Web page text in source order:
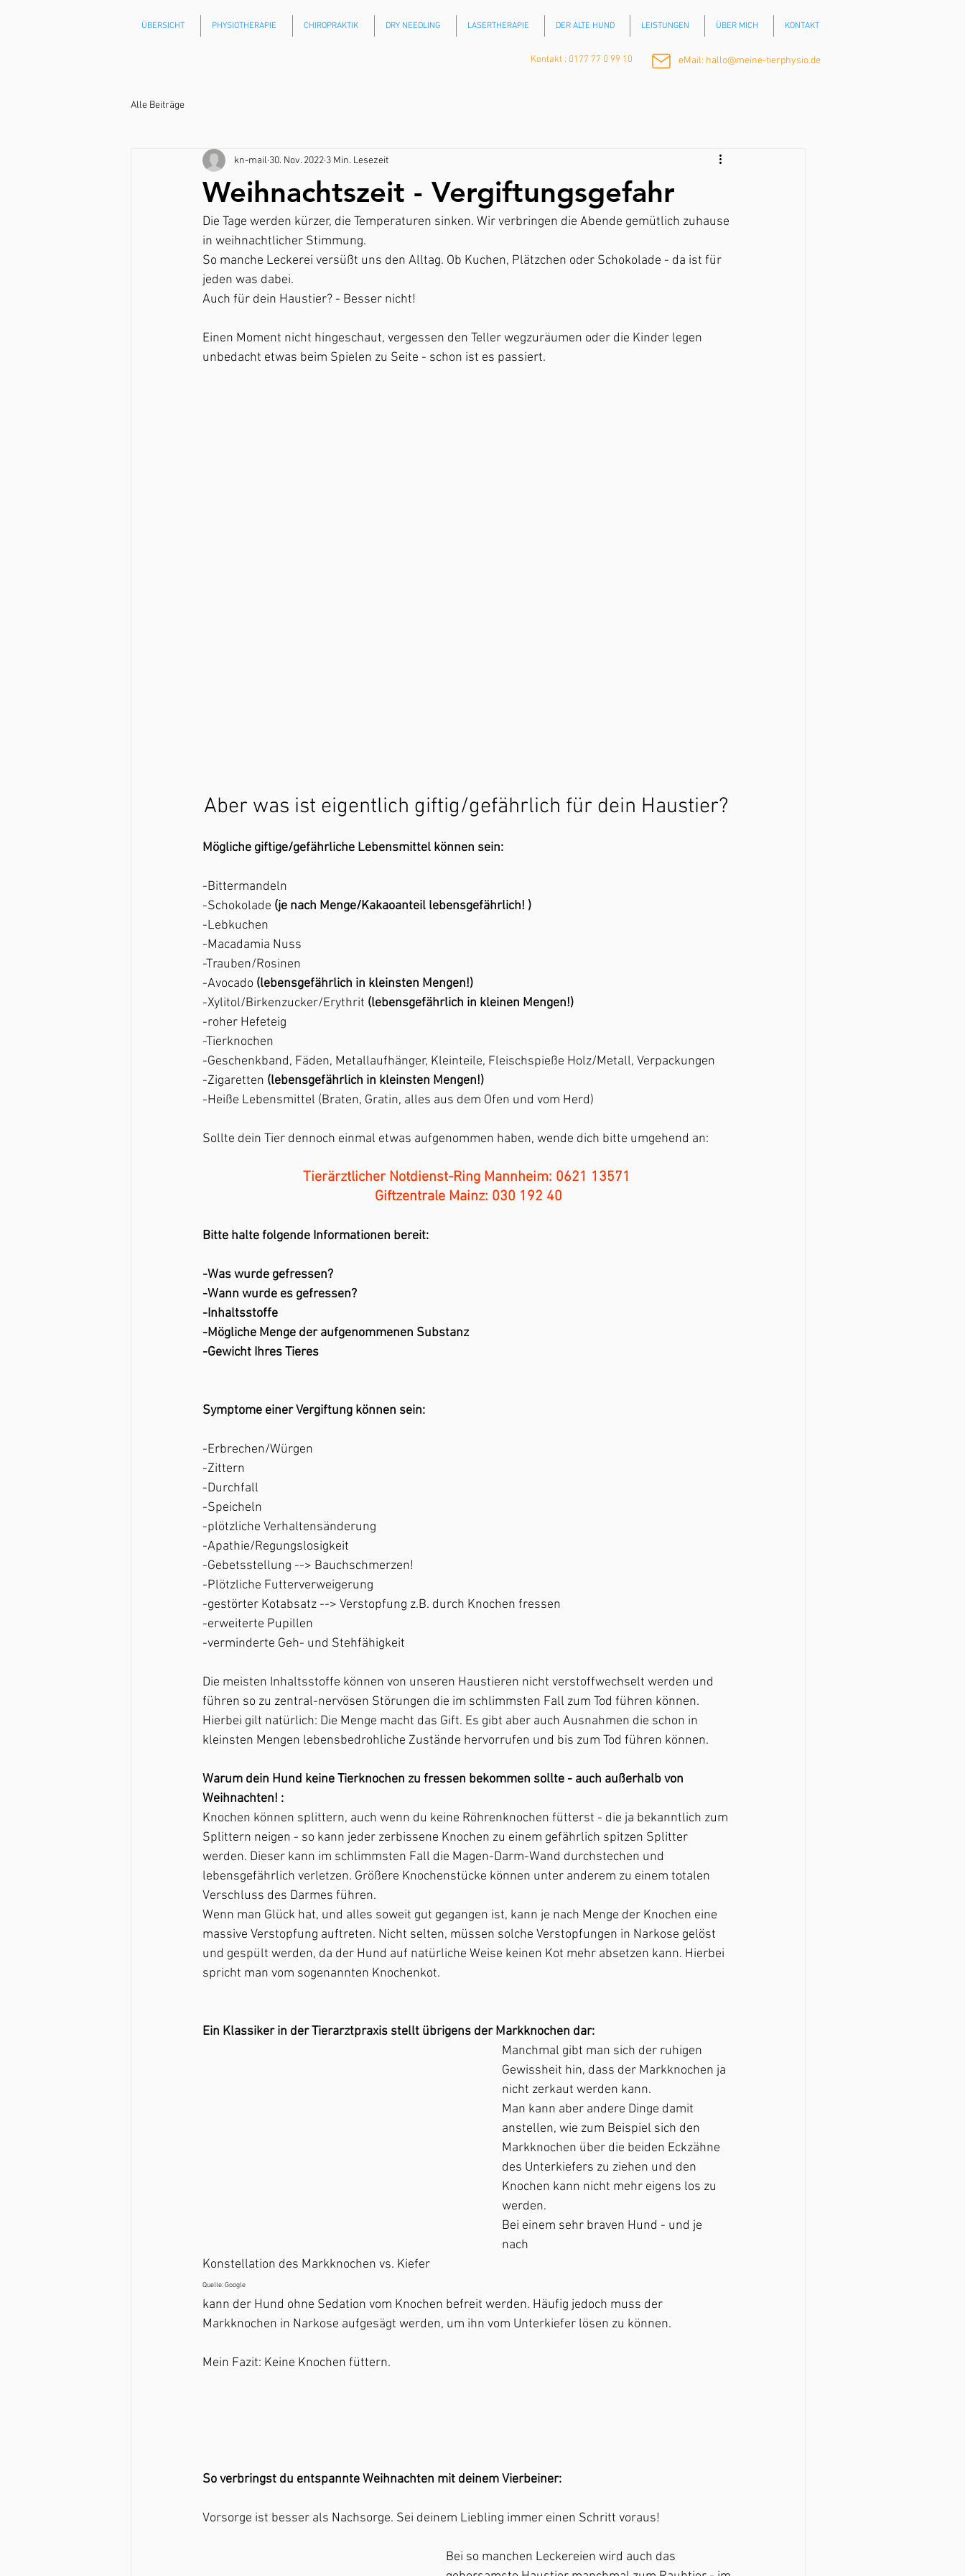
ÜBERSICHT PHYSIOTHERAPIE CHIROPRAKTIK DRY NEEDLING LASERTHERAPIE DER ALTE HUND LEISTUNGEN ÜBER MICH KONTAKT
Kontakt : 0177 77 0 99 10 eMail: hallo@meine-tierphysio.de
Alle Beiträge
Weihnachtszeit - Vergiftungsgefahr
kn-mail 30. Nov. 2022 3 Min. Lesezeit
Die Tage werden kürzer, die Temperaturen sinken. Wir verbringen die Abende gemütlich zuhause
in weihnachtlicher Stimmung.
So manche Leckerei versüßt uns den Alltag. Ob Kuchen, Plätzchen oder Schokolade - da ist für
jeden was dabei.
Auch für dein Haustier? - Besser nicht!
Einen Moment nicht hingeschaut, vergessen den Teller wegzuräumen oder die Kinder legen
unbedacht etwas beim Spielen zu Seite - schon ist es passiert.
Aber was ist eigentlich giftig/gefährlich für dein Haustier?
Mögliche giftige/gefährliche Lebensmittel können sein:
-Bittermandeln
-Schokolade (je nach Menge/Kakaoanteil lebensgefährlich! )
-Lebkuchen
-Macadamia Nuss
-Trauben/Rosinen
-Avocado (lebensgefährlich in kleinsten Mengen!)
-Xylitol/Birkenzucker/Erythrit (lebensgefährlich in kleinen Mengen!)
-roher Hefeteig
-Tierknochen
-Geschenkband, Fäden, Metallaufhänger, Kleinteile, Fleischspieße Holz/Metall, Verpackungen
-Zigaretten (lebensgefährlich in kleinsten Mengen!)
-Heiße Lebensmittel (Braten, Gratin, alles aus dem Ofen und vom Herd)
Sollte dein Tier dennoch einmal etwas aufgenommen haben, wende dich bitte umgehend an:
Tierärztlicher Notdienst-Ring Mannheim: 0621 13571
Giftzentrale Mainz: 030 192 40
Bitte halte folgende Informationen bereit:
-Was wurde gefressen?
-Wann wurde es gefressen?
-Inhaltsstoffe
-Mögliche Menge der aufgenommenen Substanz
-Gewicht Ihres Tieres
Symptome einer Vergiftung können sein:
-Erbrechen/Würgen
-Zittern
-Durchfall
-Speicheln
-plötzliche Verhaltensänderung
-Apathie/Regungslosigkeit
-Gebetsstellung --> Bauchschmerzen!
-Plötzliche Futterverweigerung
-gestörter Kotabsatz --> Verstopfung z.B. durch Knochen fressen
-erweiterte Pupillen
-verminderte Geh- und Stehfähigkeit
Die meisten Inhaltsstoffe können von unseren Haustieren nicht verstoffwechselt werden und
führen so zu zentral-nervösen Störungen die im schlimmsten Fall zum Tod führen können.
Hierbei gilt natürlich: Die Menge macht das Gift. Es gibt aber auch Ausnahmen die schon in
kleinsten Mengen lebensbedrohliche Zustände hervorrufen und bis zum Tod führen können.
Warum dein Hund keine Tierknochen zu fressen bekommen sollte - auch außerhalb von
Weihnachten! :
Knochen können splittern, auch wenn du keine Röhrenknochen fütterst - die ja bekanntlich zum
Splittern neigen - so kann jeder zerbissene Knochen zu einem gefährlich spitzen Splitter
werden. Dieser kann im schlimmsten Fall die Magen-Darm-Wand durchstechen und
lebensgefährlich verletzen. Größere Knochenstücke können unter anderem zu einem totalen
Verschluss des Darmes führen.
Wenn man Glück hat, und alles soweit gut gegangen ist, kann je nach Menge der Knochen eine
massive Verstopfung auftreten. Nicht selten, müssen solche Verstopfungen in Narkose gelöst
und gespült werden, da der Hund auf natürliche Weise keinen Kot mehr absetzen kann. Hierbei
spricht man vom sogenannten Knochenkot.
Ein Klassiker in der Tierarztpraxis stellt übrigens der Markknochen dar:
Manchmal gibt man sich der ruhigen
Gewissheit hin, dass der Markknochen ja
nicht zerkaut werden kann.
Man kann aber andere Dinge damit
anstellen, wie zum Beispiel sich den
Markknochen über die beiden Eckzähne
des Unterkiefers zu ziehen und den
Knochen kann nicht mehr eigens los zu
werden.
Bei einem sehr braven Hund - und je
nach
Konstellation des Markknochen vs. Kiefer
Quelle: Google
kann der Hund ohne Sedation vom Knochen befreit werden. Häufig jedoch muss der
Markknochen in Narkose aufgesägt werden, um ihn vom Unterkiefer lösen zu können.
Mein Fazit: Keine Knochen füttern.
So verbringst du entspannte Weihnachten mit deinem Vierbeiner:
Vorsorge ist besser als Nachsorge. Sei deinem Liebling immer einen Schritt voraus!
Bei so manchen Leckereien wird auch das